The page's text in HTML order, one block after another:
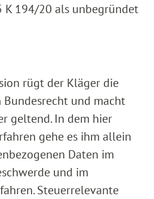
K 194/20 als unbegründet
rügt der Kläger die
und macht
geltend. In dem hier
gehe es ihm allein
Daten im
und im
Steuerrelevante